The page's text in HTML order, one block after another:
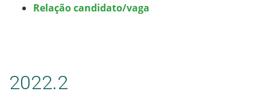
Relação candidato/vaga
2022.2